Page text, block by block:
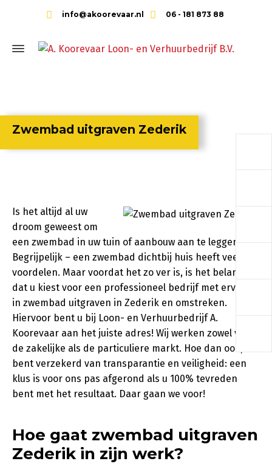
info@akoorevaar.nl 06 - 181 873 88
Zwembad uitgraven Zederik
Is het altijd al uw
droom geweest om
een zwembad in uw tuin of aanbouw aan te leggen?
Begrijpelijk – een zwembad dichtbij huis heeft veel
voordelen. Maar voordat het zo ver is, is het belangrijk
dat u kiest voor een professioneel bedrijf met ervaring
in zwembad uitgraven in Zederik en omstreken.
Hiervoor bent u bij Loon- en Verhuurbedrijf A.
Koorevaar aan het juiste adres! Wij werken zowel voor
de zakelijke als de particuliere markt. Hoe dan ook, u
bent verzekerd van transparantie en veiligheid: een
klus is voor ons pas afgerond als u 100% tevreden
bent met het resultaat. Daar gaan we voor!
Hoe gaat zwembad uitgraven
Zederik in zijn werk?